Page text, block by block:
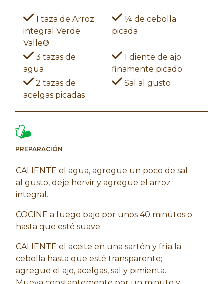
1 taza de Arroz
integral Verde
Valle®
¼ de cebolla
picada
3 tazas de
agua
1 diente de ajo
finamente picado
2 tazas de
acelgas picadas
Sal al gusto
PREPARACIÓN
CALIENTE el agua, agregue un poco de sal
al gusto, deje hervir y agregue el arroz
integral.
COCINE a fuego bajo por unos 40 minutos o
hasta que esté suave.
CALIENTE el aceite en una sartén y fría la
cebolla hasta que esté transparente;
agregue el ajo, acelgas, sal y pimienta.
Mueva constantemente por un minuto y